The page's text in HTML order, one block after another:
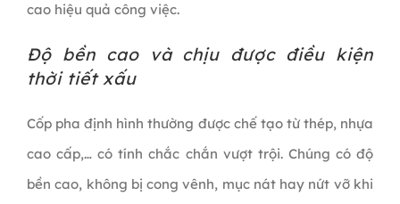
cao hiệu quả công việc.
Độ bền cao và chịu được điều kiện
thời tiết xấu
Cốp pha định hình thường được chế tạo từ thép, nhựa
cao cấp,… có tính chắc chắn vượt trội. Chúng có độ
bền cao, không bị cong vênh, mục nát hay nứt vỡ khi